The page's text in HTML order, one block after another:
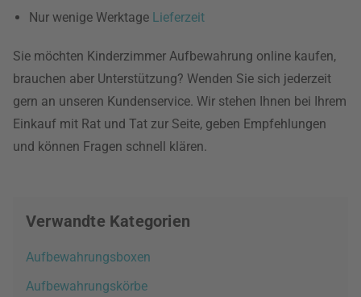
Nur wenige Werktage Lieferzeit
Sie möchten Kinderzimmer Aufbewahrung online kaufen,
brauchen aber Unterstützung? Wenden Sie sich jederzeit
gern an unseren Kundenservice. Wir stehen Ihnen bei Ihrem
Einkauf mit Rat und Tat zur Seite, geben Empfehlungen
und können Fragen schnell klären.
Verwandte Kategorien
Aufbewahrungsboxen
Aufbewahrungskörbe